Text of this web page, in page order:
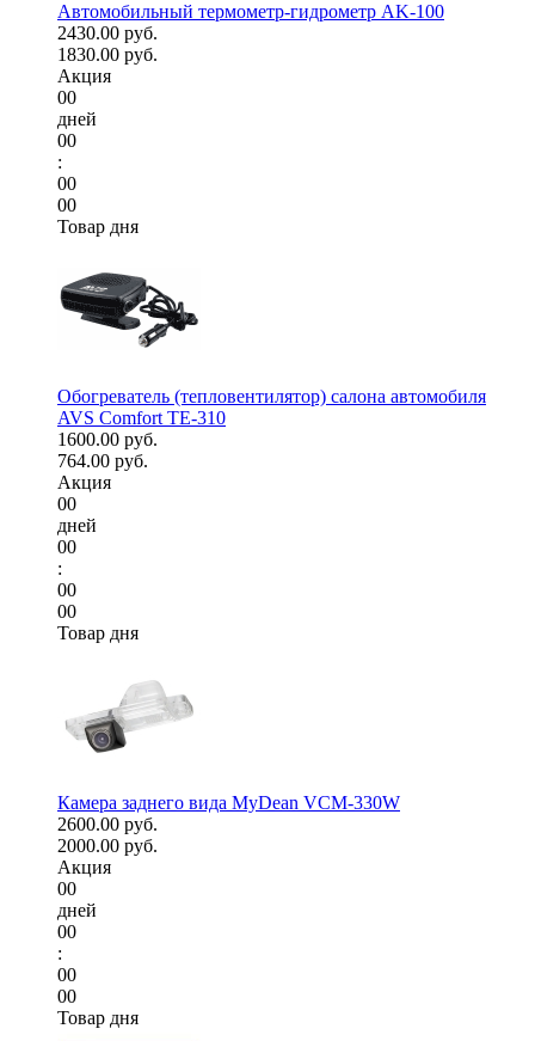
Автомобильный термометр-гидрометр AK-100
2430.00 руб.
1830.00 руб.
Акция
00
дней
00
:
00
00
Товар дня
Обогреватель (тепловентилятор) салона автомобиля
AVS Comfort TE-310
1600.00 руб.
764.00 руб.
Акция
00
дней
00
:
00
00
Товар дня
Камера заднего вида MyDean VCM-330W
2600.00 руб.
2000.00 руб.
Акция
00
дней
00
:
00
00
Товар дня